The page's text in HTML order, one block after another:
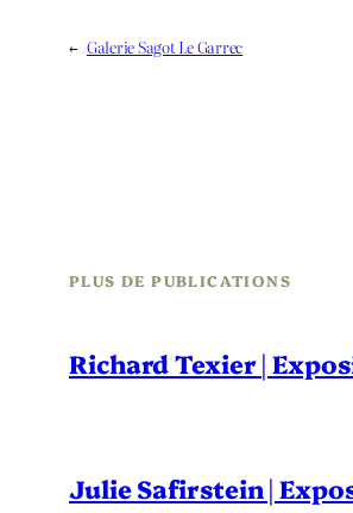
← Galerie Sagot Le Garrec
PLUS DE PUBLICATIONS
Richard Texier |
Julie Safirstein |